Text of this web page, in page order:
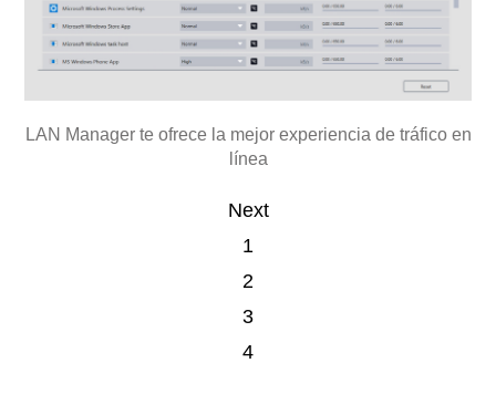
Organiza y encuentra fácilmente tus fotos con Smart
Image Finder
Elimina el ruido externo mientras participas en una
videollamada en línea
LAN Manager te ofrece la mejor experiencia de tráfico en
línea
Prioriza tu trabajo con Smart Priority
1
2
3
4